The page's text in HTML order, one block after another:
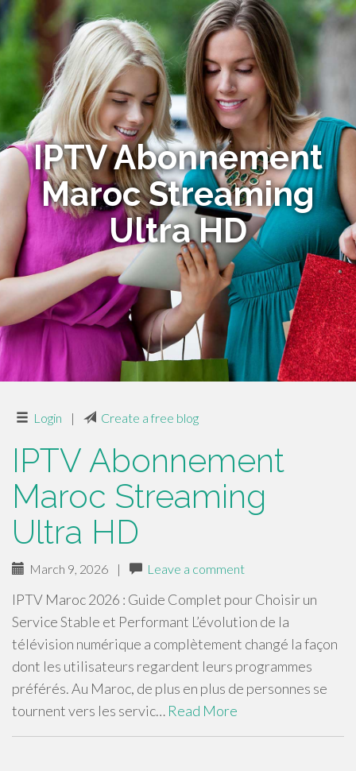
IPTV Abonnement
Maroc Streaming
Ultra HD
Login | Create a free blog
IPTV Abonnement
Maroc Streaming
Ultra HD
March 9, 2026 | Leave a comment
IPTV Maroc 2026 : Guide Complet pour Choisir un
Service Stable et Performant L’évolution de la
télévision numérique a complètement changé la façon
dont les utilisateurs regardent leurs programmes
préférés. Au Maroc, de plus en plus de personnes se
tournent vers les servic… Read More